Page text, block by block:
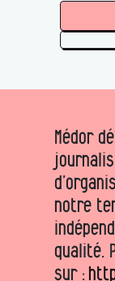
Médor
notre
qualité.
sur :